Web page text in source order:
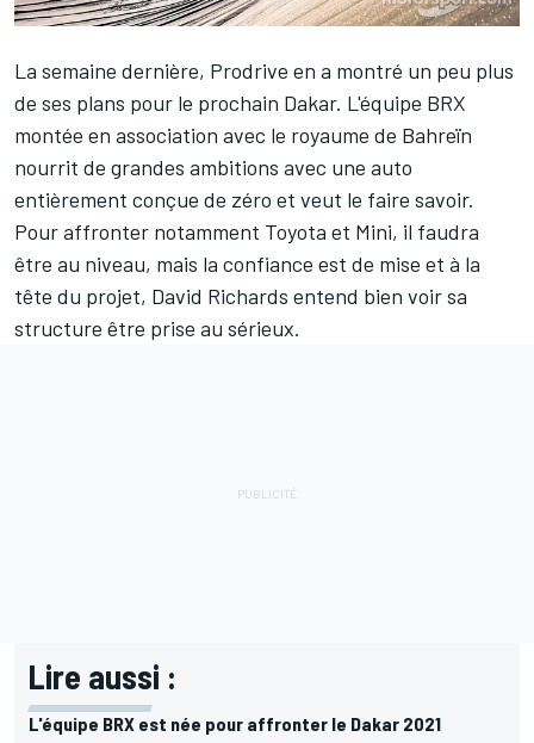
La semaine dernière, Prodrive en a montré un peu plus
de ses plans pour le prochain Dakar. L'équipe BRX
montée en association avec le royaume de Bahreïn
nourrit de grandes ambitions avec une auto
entièrement conçue de zéro et veut le faire savoir.
Pour affronter notamment Toyota et Mini, il faudra
être au niveau, mais la confiance est de mise et à la
tête du projet, David Richards entend bien voir sa
structure être prise au sérieux.
Lire aussi :
L'équipe BRX est née pour affronter le Dakar 2021